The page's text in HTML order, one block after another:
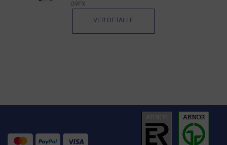
09FX
VER DETALLE